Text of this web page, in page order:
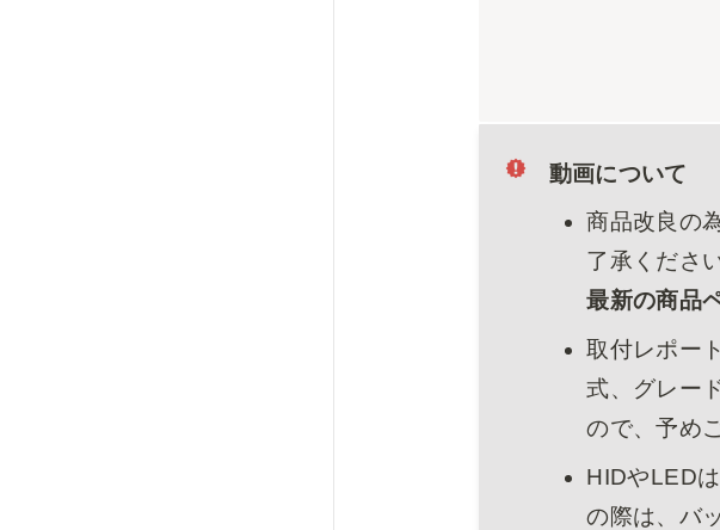
動画について
商品改良の
了承くださ
最新の商品
取付レポー
式、グレー
ので、予め
HIDやLED
の際は、バ